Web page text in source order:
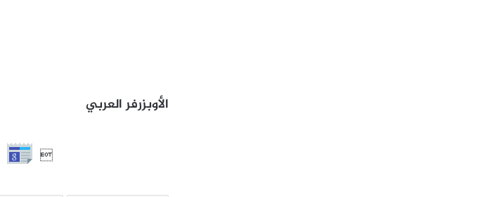
الأوبزرفر العربي
